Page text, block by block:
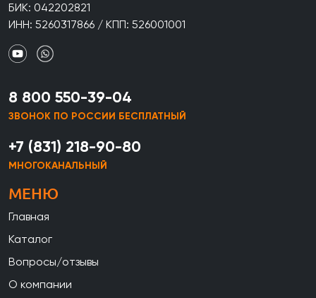
БИК: 042202821
ИНН: 5260317866 / КПП: 526001001
8 800 550-39-04
ЗВОНОК ПО РОССИИ БЕСПЛАТНЫЙ
+7 (831) 218-90-80
МНОГОКАНАЛЬНЫЙ
МЕНЮ
Главная
Каталог
Вопросы/отзывы
О компании